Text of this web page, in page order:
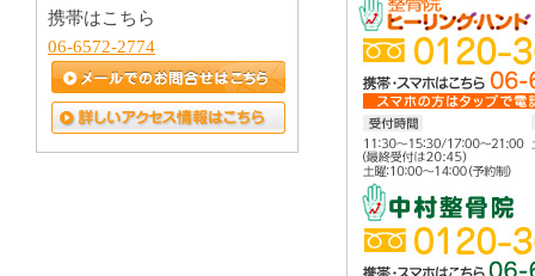
携帯はこちら
06-6572-2774